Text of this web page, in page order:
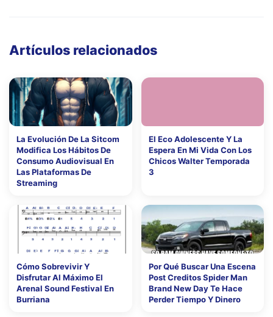
Artículos relacionados
La Evolución De La Sitcom
Modifica Los Hábitos De
Consumo Audiovisual En
Las Plataformas De
Streaming
El Eco Adolescente Y La
Espera En Mi Vida Con Los
Chicos Walter Temporada
3
Cómo Sobrevivir Y
Disfrutar Al Máximo El
Arenal Sound Festival En
Burriana
Por Qué Buscar Una Escena
Post Creditos Spider Man
Brand New Day Te Hace
Perder Tiempo Y Dinero